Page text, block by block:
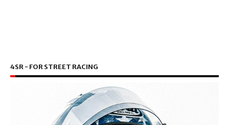
4SR - FOR STREET RACING